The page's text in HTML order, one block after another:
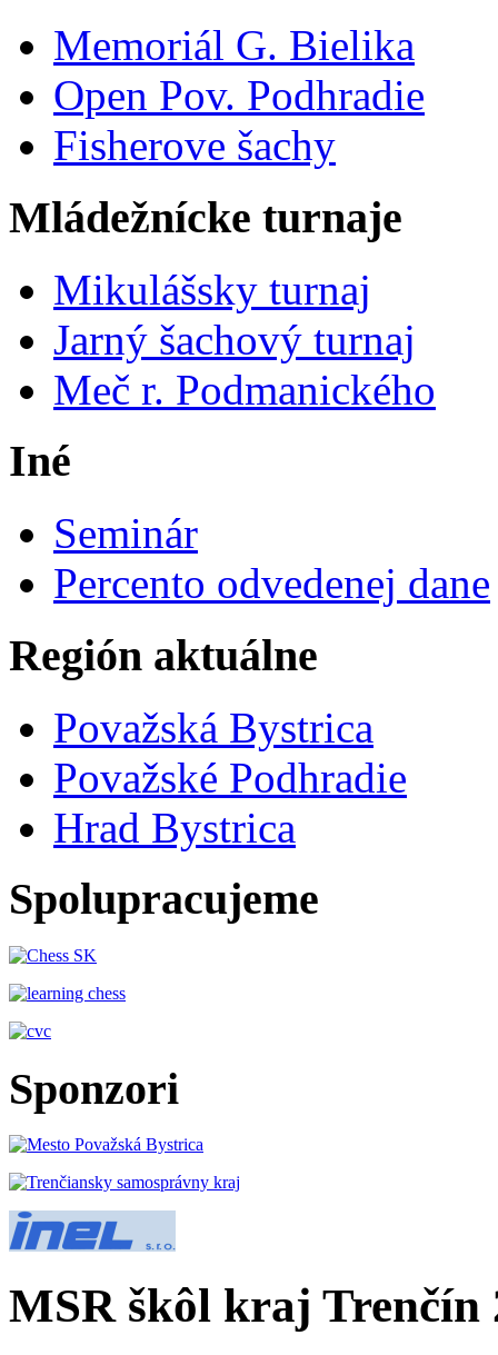
Memoriál G. Bielika
Open Pov. Podhradie
Fisherove šachy
Mládežnícke turnaje
Mikulášsky turnaj
Jarný šachový turnaj
Meč r. Podmanického
Iné
Seminár
Percento odvedenej dane
Región aktuálne
Považská Bystrica
Považské Podhradie
Hrad Bystrica
Spolupracujeme
Sponzori
MSR škôl kraj Trenčín